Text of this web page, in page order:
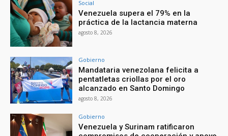
Social
Venezuela supera el 79% en la
práctica de la lactancia materna
agosto 8, 2026
Gobierno
Mandataria venezolana felicita a
pentatletas criollas por el oro
alcanzado en Santo Domingo
agosto 8, 2026
Gobierno
Venezuela y Surinam ratificaron